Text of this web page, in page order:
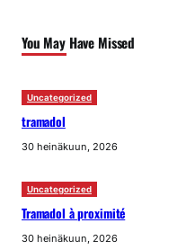
You May Have Missed
Uncategorized
tramadol
30 heinäkuun, 2026
Uncategorized
Tramadol à proximité
30 heinäkuun, 2026